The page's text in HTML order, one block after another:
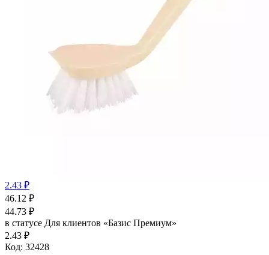
2.43 ₽
46.12 ₽
44.73 ₽
в статусе Для клиентов «Базис Премиум»
2.43 ₽
Код: 32428